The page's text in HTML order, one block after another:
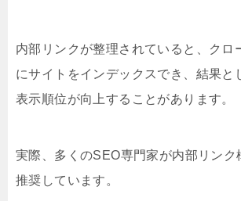
内部リンクが整理されていると、クロ
にサイトをインデックスでき、結果と
表示順位が向上することがあります。
実際、多くのSEO専門家が内部リンク
推奨しています。